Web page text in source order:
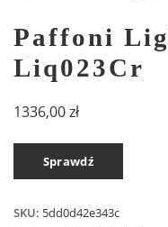
Paffoni
Liq023Cr
1336,00zł
Sprawdź
SKU: 5dd0d42e343c